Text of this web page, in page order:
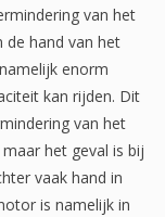
van het
de hand van het
enorm
kan rijden. Dit
van het
het geval is bij
vaak hand in
is namelijk in